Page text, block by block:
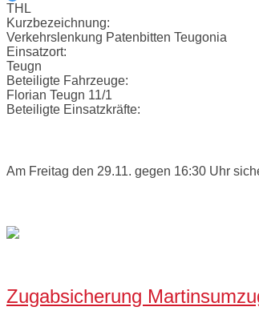
THL
Kurzbezeichnung:
Verkehrslenkung Patenbitten Teugonia
Einsatzort:
Teugn
Beteiligte Fahrzeuge:
Florian Teugn 11/1
Beteiligte Einsatzkräfte:
Am Freitag den 29.11. gegen 16:30 Uhr
Zugabsicherung